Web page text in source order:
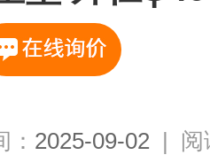
2025-09-02 | 阅